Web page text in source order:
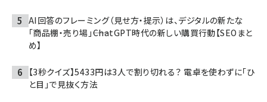
AI回答のフレーミング（見せ方・提示）は、デジタルの新たな
「商品棚・売り場」――ChatGPT時代の新しい購買行動【SEOまと
め】
【3秒クイズ】5433円は3人で割り切れる？ 電卓を使わずに「ひ
と目」で見抜く方法